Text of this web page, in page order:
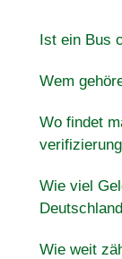
Ist ein Bus
Wem
Wo findet
Wie viel
Wie weit